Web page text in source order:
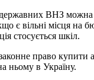
ВНЗ можна
є вільні місця на
стосується шкіл.
право купити
ньому в Україну.